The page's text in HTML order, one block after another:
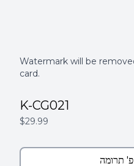
K-CG021
$29.99
Watermark will be
card.